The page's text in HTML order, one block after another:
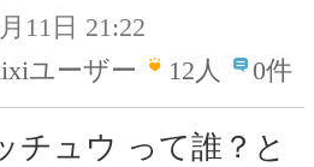
11日 21:22
ユーザー
12人 0件
チュウ って誰？と